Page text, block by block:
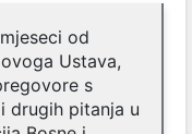
od
Ustava,
s
drugih pitanja u